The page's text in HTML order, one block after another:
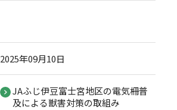
2025年09月10日
JAふじ伊豆富士宮地区の電気柵普
及による獣害対策の取組み